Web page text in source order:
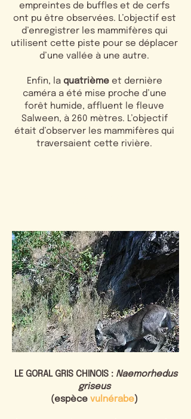
empreintes de buffles et de cerfs
ont pu être observées. L’objectif est
d’enregistrer les mammifères qui
utilisent cette piste pour se déplacer
d’une vallée à une autre.
Enfin, la quatrièmeet dernière
caméra a été mise proche d’une
forêt humide, affluent le fleuve
Salween, à 260 mètres. L’objectif
était d’observer les mammifères qui
traversaient cette rivière.
LE GORAL GRIS CHINOIS : Naemorhedus
griseus
(espèce vulnérabe)